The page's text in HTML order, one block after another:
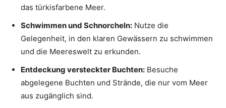
das türkisfarbene Meer.
Schwimmen und Schnorcheln: Nutze die
Gelegenheit, in den klaren Gewässern zu schwimmen
und die Meereswelt zu erkunden.
Entdeckung versteckter Buchten: Besuche
abgelegene Buchten und Strände, die nur vom Meer
aus zugänglich sind.